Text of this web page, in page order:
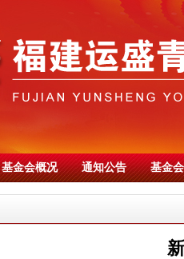
基金会概况 通知公告 基金